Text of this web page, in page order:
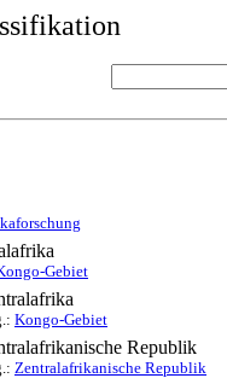
Gebiet
Kongo-Gebiet
Republik
Zentralafrikanische Republik